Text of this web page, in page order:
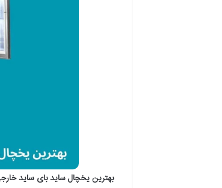
بهترین یخچال ساید بای ساید